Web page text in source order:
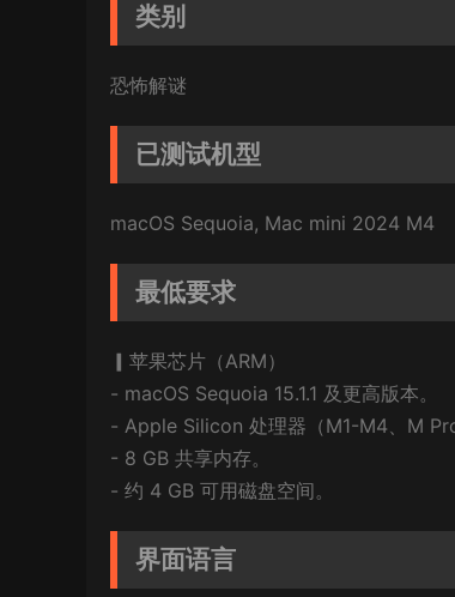
类别
恐怖解谜
已测试机型
macOS Sequoia, Mac mini 2024 M4
最低要求
▎苹果芯片（ARM）
- macOS Sequoia 15.1.1 及更高版本。
- Apple Silicon 处理器（M1-M4、M
- 8 GB 共享内存。
- 约 4 GB 可用磁盘空间。
界面语言